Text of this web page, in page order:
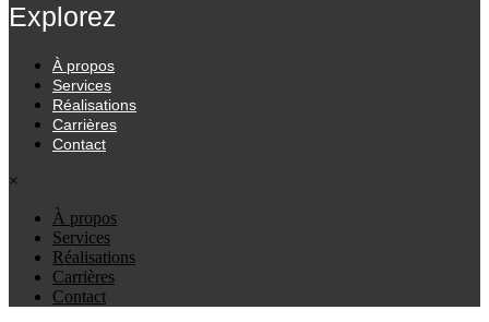
Explorez
À propos
Services
Réalisations
Carrières
Contact
×
À propos
Services
Réalisations
Carrières
Contact